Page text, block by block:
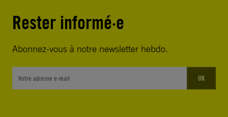
Rester informé·e
Abonnez-vous à notre newsletter hebdo.
OK